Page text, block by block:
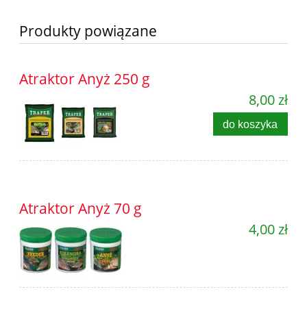
Produkty powiązane
Atraktor Anyż 250 g
8,00 zł
do koszyka
Atraktor Anyż 70 g
4,00 zł